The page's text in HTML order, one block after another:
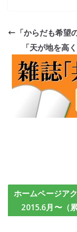
「からだも希
「天が地を高
ホームページア
2015.6月〜（累